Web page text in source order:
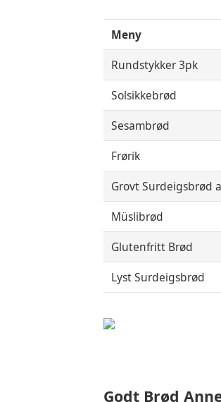
Meny
Rundstykker 3pk
Solsikkebrød
Sesambrød
Frørik
Grovt Surdeigsbrød
Müslibrød
Glutenfritt Brød
Lyst Surdeigsbrød
Godt Brød